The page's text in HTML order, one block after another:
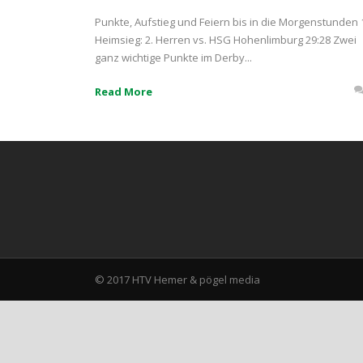
Punkte, Aufstieg und Feiern bis in die Morgenstunden
Heimsieg: 2. Herren vs. HSG Hohenlimburg 29:28 Zwei
ganz wichtige Punkte im Derby...
Read More
© 2017 HTV Hemer & pögel media